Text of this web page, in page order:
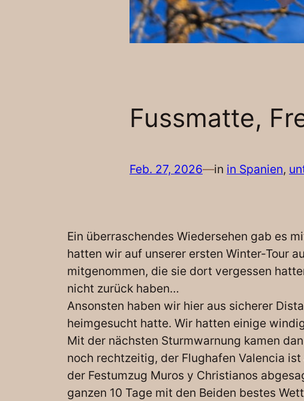
Fussmatte,
Feb. 27, 2026—in in Spanien,
Ein überraschendes Wiedersehen gab es
hatten wir auf unserer ersten Winter-Tour
mitgenommen, die sie dort vergessen
nicht zurück haben…
Ansonsten haben wir hier aus sicherer
heimgesucht hatte. Wir hatten einige
Mit der nächsten Sturmwarnung kamen
noch rechtzeitig, der Flughafen Valencia
der Festumzug Muros y Christianos
ganzen 10 Tage mit den Beiden bestes